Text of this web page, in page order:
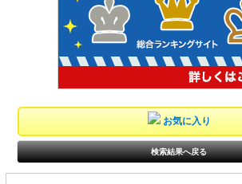
お気に入り
検索結果へ戻る